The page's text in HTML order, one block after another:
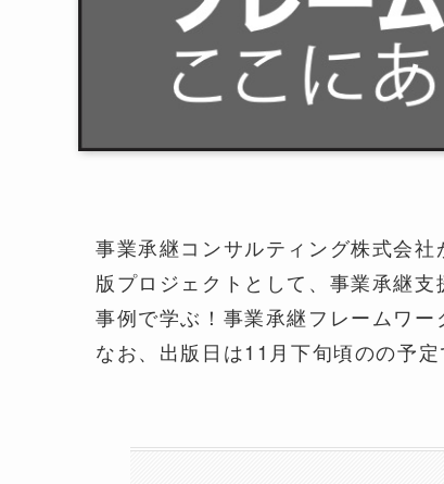
事業承継コンサルティング株式会
版プロジェクトとして、事業承継
事例で学ぶ！事業承継フレームワー
なお、出版日は11月下旬頃のの予